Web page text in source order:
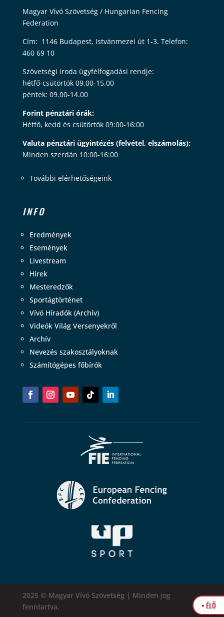
Magyar Vívó Szövetség / Hungarian Fencing
Federation
Cím: 1146 Budapest, Istvánmezei út 1-3. Telefon:
460 69 10
Szövetségi iroda ügyfélfogadási rendje:
hétfő-csütörtök 09.00-15.00
péntek: 09.00-14.00
Forint pénztári órák:
Hétfő, kedd és csütörtök 09:00-16:00
Valuta pénztári ügyintézés (felvétel, elszámolás):
Minden szerdán 10:00-16:00
További elérhetőségeink
INFO
Eredmények
Események
Livestream
Hírek
Mesteredzők
Sportágtörténet
Vívó Híradók (Archív)
Videók Világ Versenyekről
Archív
Nevezés szakosztályoknak
Számítógépes főbírók
2025 © Magyar Vívó Szövetség | Minden jog
fenntartva.
• ÉLŐ